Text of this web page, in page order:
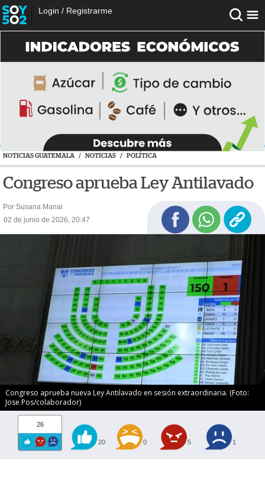
Login / Registrarme
NOTICIAS GUATEMALA / NOTICIAS / POLÍTICA
Congreso aprueba Ley Antilavado
Por Susana Manai
02 de junio de 2026, 20:47
Congreso aprueba nueva Ley Antilavado en sesión extraordinaria. (Foto:
Jose Pos/colaborador)
26
20 0 5 1